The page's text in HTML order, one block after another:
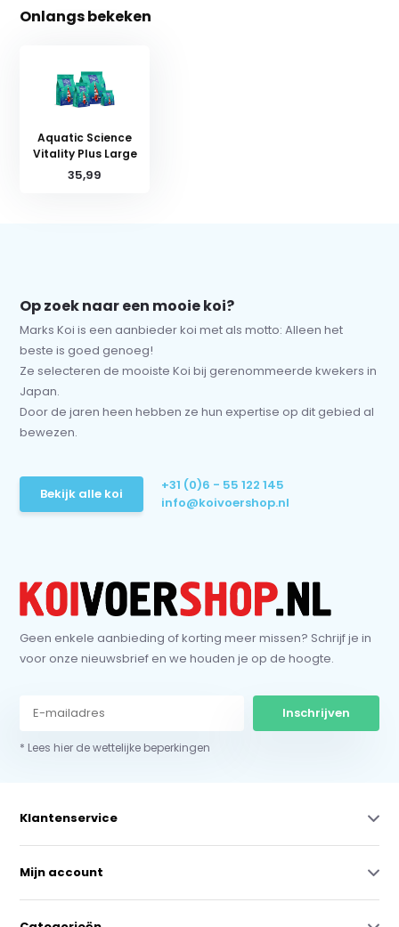
Onlangs bekeken
Aquatic Science
Vitality Plus Large
35,99
Op zoek naar een mooie koi?
Marks Koi is een aanbieder koi met als motto: Alleen het
beste is goed genoeg!
Ze selecteren de mooiste Koi bij gerenommeerde kwekers in
Japan.
Door de jaren heen hebben ze hun expertise op dit gebied al
bewezen.
Bekijk alle koi
+31 (0)6 - 55 122 145
info@koivoershop.nl
Geen enkele aanbieding of korting meer missen? Schrijf je in
voor onze nieuwsbrief en we houden je op de hoogte.
Inschrijven
* Lees hier de wettelijke beperkingen
Klantenservice
Mijn account